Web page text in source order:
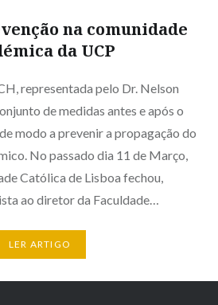
na comunidade
da UCP
representada pelo Dr. Nelson
de medidas antes e após o
modo a prevenir a propagação do
No passado dia 11 de Março,
Católica de Lisboa fechou,
ao diretor da Faculdade…
LER ARTIGO